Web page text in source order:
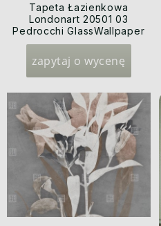
Tapeta Łazienkowa
Londonart 20501 03
Pedrocchi GlassWallpaper
2020
zapytaj o wycenę